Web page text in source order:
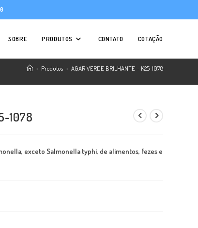
SOBRE PRODUTOS CONTATO COTAÇÃO
> Produtos > AGAR VERDE BRILHANTE – K25-1078
1078
exceto Salmonella typhi, de alimentos, fezes e